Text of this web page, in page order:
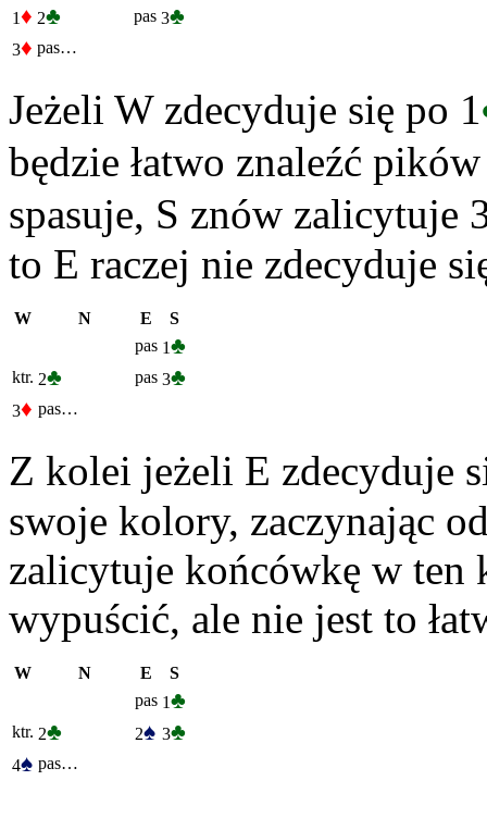
1♦ 2♣ pas 3♣
3♦ pas…
Jeżeli W zdecyduje się po 1
będzie łatwo znaleźć
spasuje, S znów zalicytuje
to E raczej nie zdecyduje
W N E
S
pas 1♣
ktr. 2♣ pas 3♣
3♦ pas…
Z kolei jeżeli E zdecyduje
swoje kolory, zaczynając
zalicytuje końcówkę w ten
wypuścić, ale nie jest to
W N E
S
pas 1♣
ktr. 2♣ 2♠ 3♣
4♠ pas…